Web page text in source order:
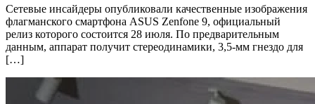
Сетевые инсайдеры опубликовали качественные изображения
флагманского смартфона ASUS Zenfone 9, официальный
релиз которого состоится 28 июля. По предварительным
данным, аппарат получит стереодинамики, 3,5-мм гнездо для
[…]